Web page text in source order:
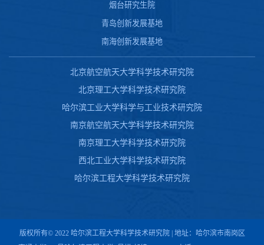
烟台研究生院
青岛创新发展基地
南海创新发展基地
北京航空航天大学科学技术研究院
北京理工大学科学技术研究院
哈尔滨工业大学科学与工业技术研究院
南京航空航天大学科学技术研究院
南京理工大学科学技术研究院
西北工业大学科学技术研究院
哈尔滨工程大学科学技术研究院
版权所有© 2022 哈尔滨工程大学科学技术研究院 | 地址：哈尔滨市南岗区